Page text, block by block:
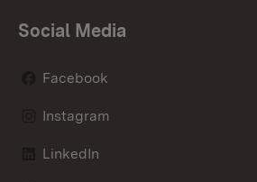
Social Media
Facebook
Instagram
LinkedIn